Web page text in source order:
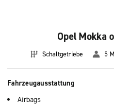
Opel Mokka
Schaltgetriebe 5
Fahrzeugausstattung
Airbags